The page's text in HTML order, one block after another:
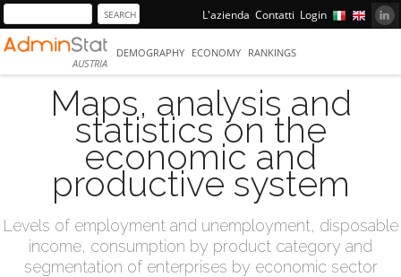
L'azienda Contatti Login
AUSTRIA
DEMOGRAPHY ECONOMY RANKINGS
Maps, analysis and
statistics on the
economic and
productive system
Levels of employment and unemployment, disposable
income, consumption by product category and
segmentation of enterprises by economic sector